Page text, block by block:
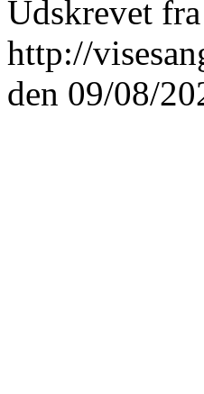
Udskrevet
http://
den 09/08/